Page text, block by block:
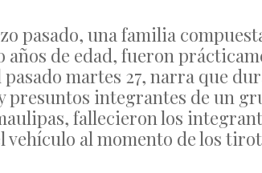
pasado, una familia
años de edad, fueron
pasado martes 27, narra que
presuntos integrantes de un
fallecieron los
al momento de los